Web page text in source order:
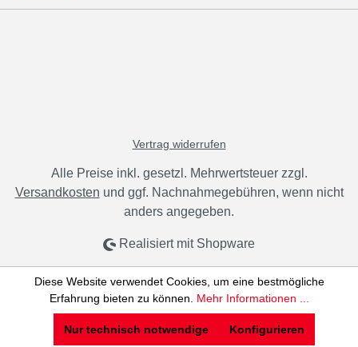
Vertrag widerrufen
Alle Preise inkl. gesetzl. Mehrwertsteuer zzgl.
Versandkosten und ggf. Nachnahmegebühren, wenn nicht
anders angegeben.
Realisiert mit Shopware
Diese Website verwendet Cookies, um eine bestmögliche
Erfahrung bieten zu können. Mehr Informationen ...
Nur technisch notwendige Konfigurieren